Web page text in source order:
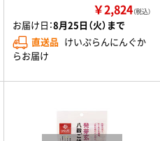
￥2,824（税込）
お届け日：8月25日（火）まで
直送品 けいぷらんにんぐか
らお届け